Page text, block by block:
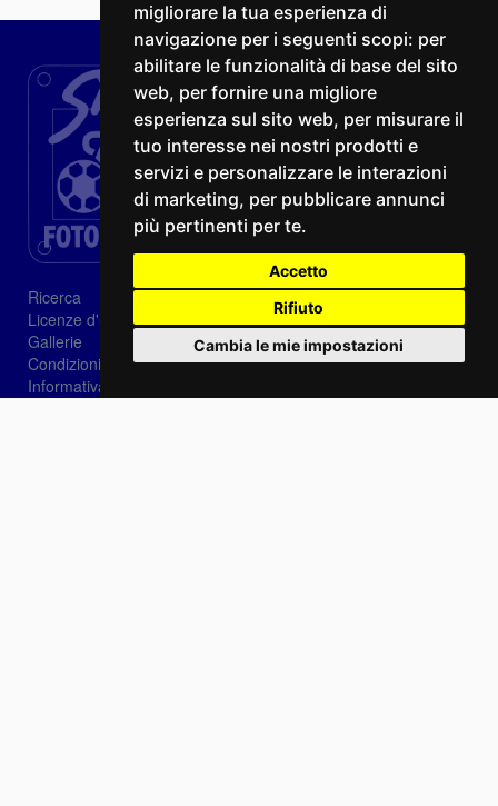
migliorare la tua esperienza di
navigazione per i seguenti scopi: per
abilitare le funzionalità di base del sito
web, per fornire una migliore
esperienza sul sito web, per misurare il
tuo interesse nei nostri prodotti e
servizi e personalizzare le interazioni
di marketing, per pubblicare annunci
più pertinenti per te.
Accetto
Rifiuto
Cambia le mie impostazioni
Ricerca
Licenze d'utilizzo
Gallerie
Condizioni di vendita
Informativa sui Cookie